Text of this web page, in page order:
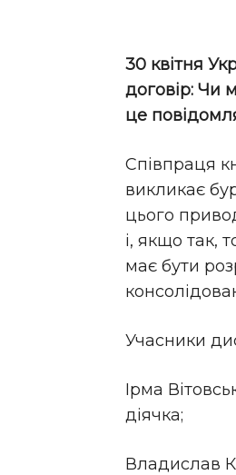
30 квітня
договір: Чи
це
Співпраця
викликає
цього
і, якщо так,
має бути
Учасники
Ірма
діячка;
Владислав